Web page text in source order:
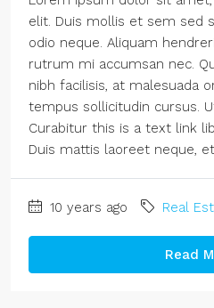
elit. Duis mollis et sem sed
odio neque. Aliquam
rutrum mi accumsan nec.
nibh facilisis, at malesuada
tempus sollicitudin cursus.
Curabitur this is a text link
Duis mattis laoreet neque,
10 years ago Real
Read